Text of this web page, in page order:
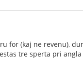
for (kaj ne revenu),
tre sperta pri